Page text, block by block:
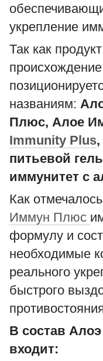
укрепление
Так как
названиям:
Плюс, Алое
Immunity Plus,
питьевой
иммунитет с
Как
Иммун Плюс
формулу и
необходимые
реального
быстрого
В состав
входит: